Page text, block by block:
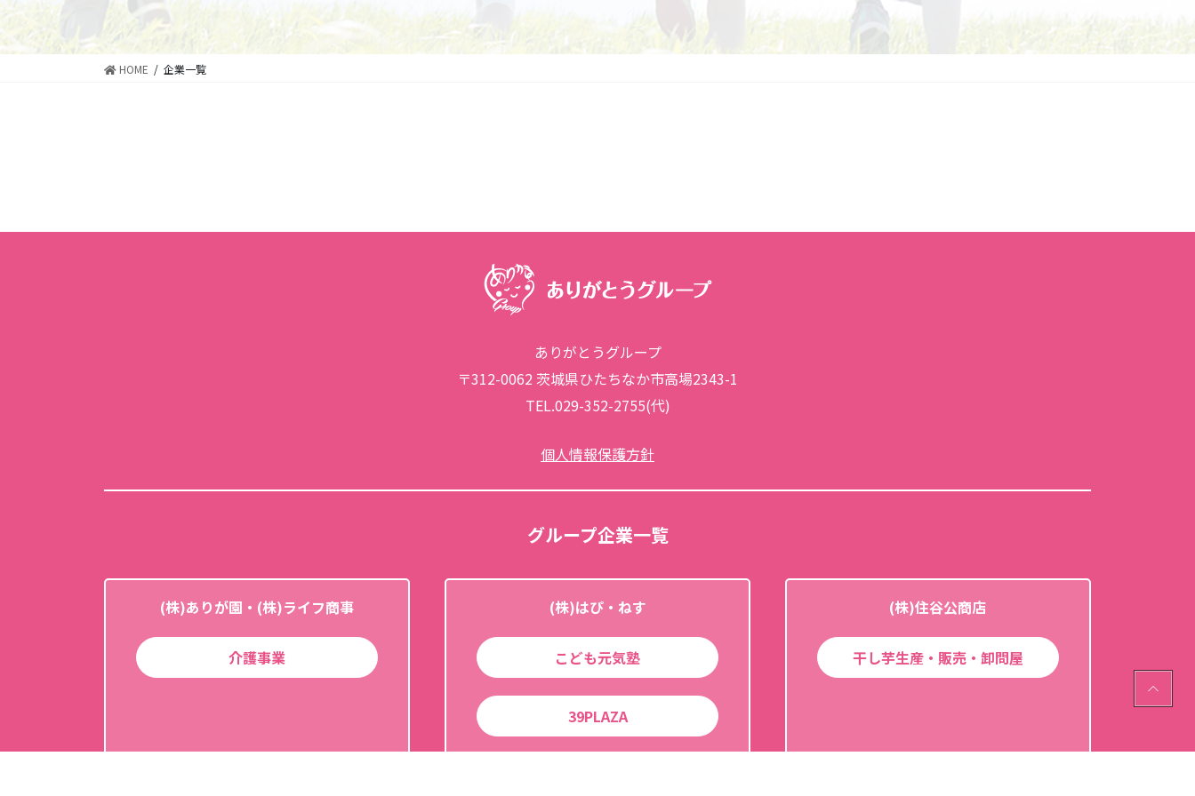
HOME 企業一覧
ありがとうグループ
〒312-0062 茨城県ひたちなか市高場2343-1
TEL.029-352-2755(代)
個人情報保護方針
グループ企業一覧
(株)ありが園・(株)ライフ商事
介護事業
(株)はぴ・ねす
こども元気塾
39PLAZA
(株)住谷公商店
干し芋生産・販売・卸問屋
PAGE
TOP